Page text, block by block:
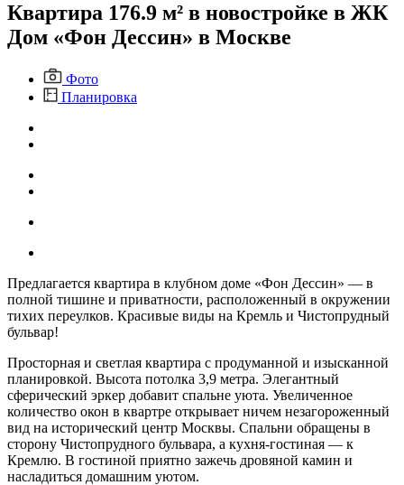
Квартира 176.9 м² в новостройке в ЖК
Дом «Фон Дессин» в Москве
Фото
Планировка
Предлагается квартира в клубном доме «Фон Дессин» — в
полной тишине и приватности, расположенный в окружении
тихих переулков. Красивые виды на Кремль и Чистопрудный
бульвар!
Просторная и светлая квартира с продуманной и изысканной
планировкой. Высота потолка 3,9 метра. Элегантный
сферический эркер добавит спальне уюта. Увеличенное
количество окон в квартре открывает ничем незагороженный
вид на исторический центр Москвы. Спальни обращены в
сторону Чистопрудного бульвара, а кухня-гостиная — к
Кремлю. В гостиной приятно зажечь дровяной камин и
насладиться домашним уютом.